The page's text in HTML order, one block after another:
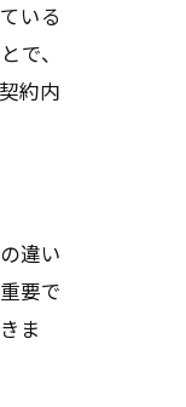
いる
で、
約内
違い
要で
ま